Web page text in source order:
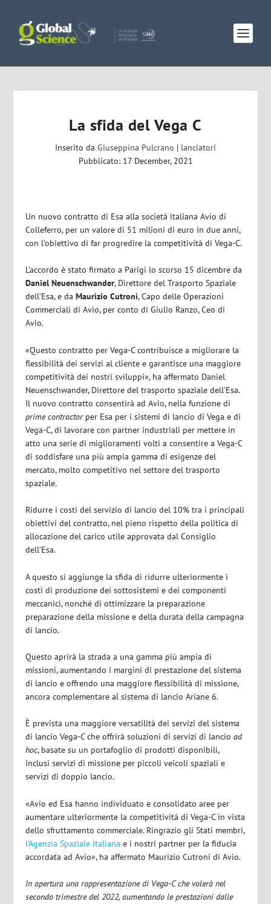
La sfida del Vega C
Inserito da Giuseppina Pulcrano | lanciatori
Pubblicato: 17 December, 2021
Un nuovo contratto di Esa alla società italiana Avio di
Colleferro, per un valore di 51 milioni di euro in due anni,
con l’obiettivo di far progredire la competitività di Vega-C.
L’accordo è stato firmato a Parigi lo scorso 15 dicembre da
Daniel Neuenschwander, Direttore del Trasporto Spaziale
dell’Esa, e daMaurizio Cutroni, Capo delle Operazioni
Commerciali di Avio, per conto di Giulio Ranzo, Ceo di
Avio.
«Questo contratto per Vega-C contribuisce a migliorare la
flessibilità dei servizi al cliente e garantisce una maggiore
competitività dei nostri sviluppi», ha affermato Daniel
Neuenschwander, Direttore del trasporto spaziale dell’Esa.
Il nuovo contratto consentirà ad Avio, nella funzione di
prime contractorper Esa per i sistemi di lancio di Vega e di
Vega-C, di lavorare con partner industriali per mettere in
atto una serie di miglioramenti volti a consentire a Vega-C
di soddisfare una più ampia gamma di esigenze del
mercato, molto competitivo nel settore del trasporto
spaziale.
Ridurre i costi del servizio di lancio del 10% tra i principali
obiettivi del contratto, nel pieno rispetto della politica di
allocazione del carico utile approvata dal Consiglio
dell’Esa.
A questo si aggiunge la sfida di ridurre ulteriormente i
costi di produzione dei sottosistemi e dei componenti
meccanici, nonché di ottimizzare la preparazione
preparazione della missione e della durata della campagna
di lancio.
Questo aprirà la strada a una gamma più ampia di
missioni, aumentando i margini di prestazione del sistema
di lancio e offrendo una maggiore flessibilità di missione,
ancora complementare al sistema di lancio Ariane 6.
È prevista una maggiore versatilità dei servizi del sistema
di lancio Vega-C che offrirà soluzioni di servizi di lancioad
hoc, basate su un portafoglio di prodotti disponibili,
inclusi servizi di missione per piccoli veicoli spaziali e
servizi di doppio lancio.
«Avio ed Esa hanno individuato e consolidato aree per
aumentare ulteriormente la competitività di Vega-C in vista
dello sfruttamento commerciale. Ringrazio gli Stati membri,
l’Agenzia Spaziale Italiana e i nostri partner per la fiducia
accordata ad Avio», ha affermato Maurizio Cutroni di Avio.
In apertura una rappresentazione di Vega-C che volerà nel
secondo trimestre del 2022, aumentando le prestazioni dalle